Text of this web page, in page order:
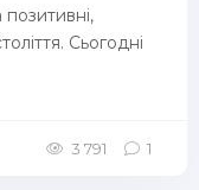
Сьогодні
3 791 1